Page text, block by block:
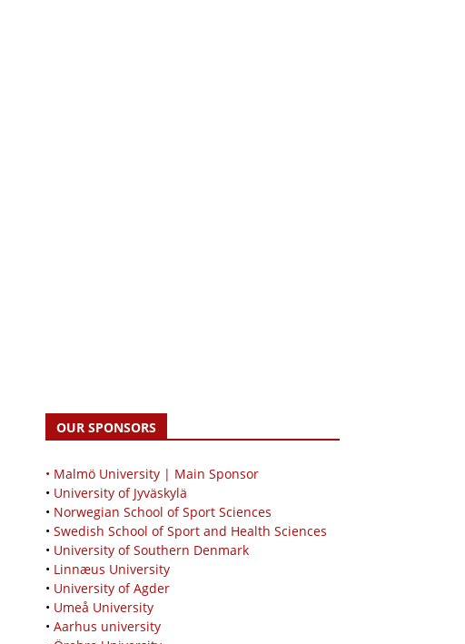
OUR SPONSORS
• Malmö University | Main Sponsor
• University of Jyväskylä
• Norwegian School of Sport Sciences
• Swedish School of Sport and Health Sciences
• University of Southern Denmark
• Linnæus University
• University of Agder
• Umeå University
• Aarhus university